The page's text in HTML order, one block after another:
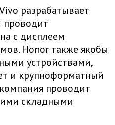
разрабатывает
проводит
с дисплеем
Honor также якобы
устройствами,
и крупноформатный
проводит
складными